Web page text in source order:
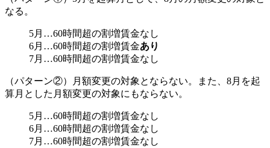
なる。
5月…60時間超の割増賃金なし
6月…60時間超の割増賃金あり
7月…60時間超の割増賃金なし
（パターン②）月額変更の対象とならない。また、8月を起
算月とした月額変更の対象にもならない。
5月…60時間超の割増賃金なし
6月…60時間超の割増賃金なし
7月…60時間超の割増賃金なし